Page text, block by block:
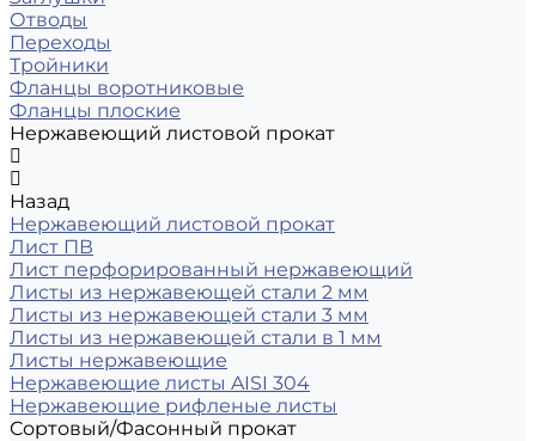
Отводы
Переходы
Тройники
Фланцы воротниковые
Фланцы плоские
Нержавеющий листовой прокат
Назад
Нержавеющий листовой прокат
Лист ПВ
Лист перфорированный нержавеющий
Листы из нержавеющей стали 2 мм
Листы из нержавеющей стали 3 мм
Листы из нержавеющей стали в 1 мм
Листы нержавеющие
Нержавеющие листы AISI 304
Нержавеющие рифленые листы
Сортовый/Фасонный прокат